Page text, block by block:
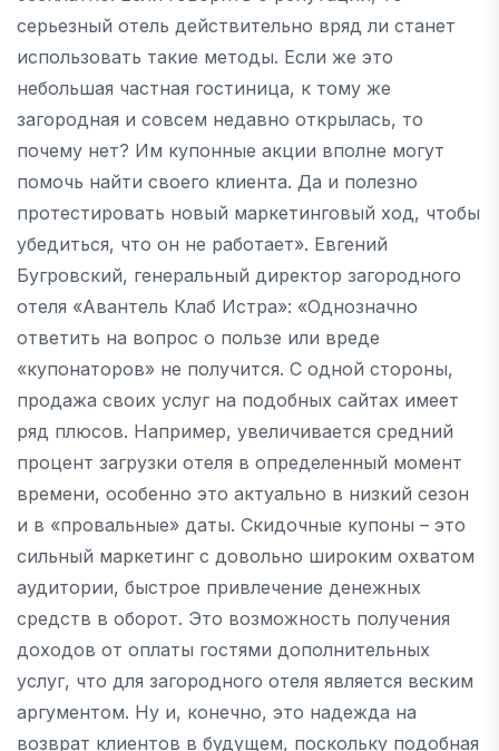
серьезный отель действительно вряд ли станет
использовать такие методы. Если же это
небольшая частная гостиница, к тому же
загородная и совсем недавно открылась, то
почему нет? Им купонные акции вполне могут
помочь найти своего клиента. Да и полезно
протестировать новый маркетинговый ход, чтобы
убедиться, что он не работает». Евгений
Бугровский, генеральный директор загородного
отеля «Авантель Клаб Истра»: «Однозначно
ответить на вопрос о пользе или вреде
«купонаторов» не получится. С одной стороны,
продажа своих услуг на подобных сайтах имеет
ряд плюсов. Например, увеличивается средний
процент загрузки отеля в определенный момент
времени, особенно это актуально в низкий сезон
и в «провальные» даты. Скидочные купоны – это
сильный маркетинг с довольно широким охватом
аудитории, быстрое привлечение денежных
средств в оборот. Это возможность получения
доходов от оплаты гостями дополнительных
услуг, что для загородного отеля является веским
аргументом. Ну и, конечно, это надежда на
возврат клиентов в будущем, поскольку подобная